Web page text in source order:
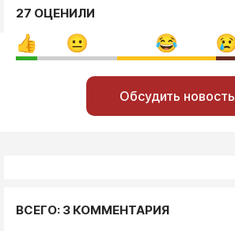
27 ОЦЕНИЛИ
Обсудить новость
ВСЕГО: 3 КОММЕНТАРИЯ